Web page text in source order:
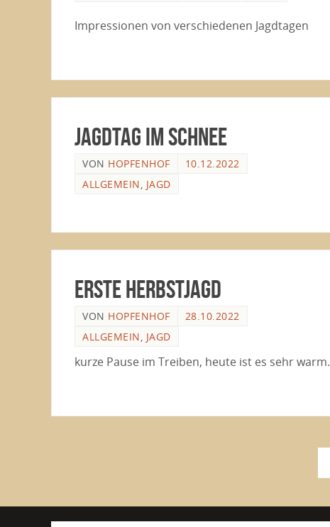
Impressionen von verschiedenen Jagdtagen
Jagdtag im Schnee
VON HOPFENHOF
10.12.2022
ALLGEMEIN JAGD
erste Herbstjagd
VON HOPFENHOF
28.10.2022
ALLGEMEIN, JAGD
kurze Pause im Treiben, heute ist es sehr warm.